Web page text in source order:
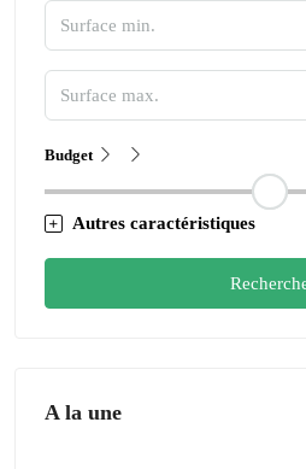
Budget
Autres caractéristiques
A la une